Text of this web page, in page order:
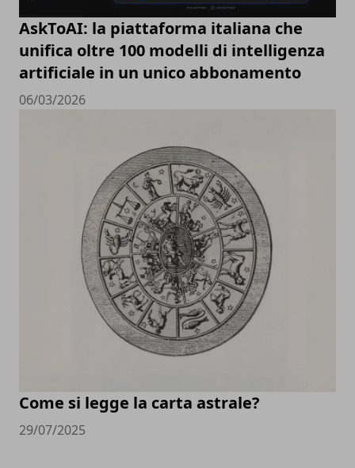
AskToAI: la piattaforma italiana che
unifica oltre 100 modelli di intelligenza
artificiale in un unico abbonamento
06/03/2026
Come si legge la carta astrale?
29/07/2025